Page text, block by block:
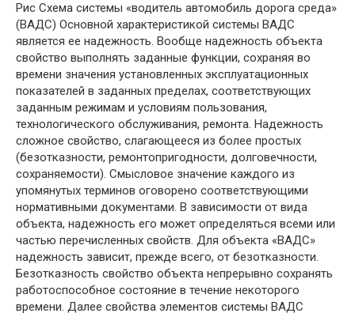
Рис Схема системы «водитель автомобиль дорога среда»
(ВАДС) Основной характеристикой системы ВАДС
является ее надежность. Вообще надежность объекта
свойство выполнять заданные функции, сохраняя во
времени значения установленных эксплуатационных
показателей в заданных пределах, соответствующих
заданным режимам и условиям пользования,
технологического обслуживания, ремонта. Надежность
сложное свойство, слагающееся из более простых
(безотказности, ремонтопригодности, долговечности,
сохраняемости). Смысловое значение каждого из
упомянутых терминов оговорено соответствующими
нормативными документами. В зависимости от вида
объекта, надежность его может определяться всеми или
частью перечисленных свойств. Для объекта «ВАДС»
надежность зависит, прежде всего, от безотказности.
Безотказность свойство объекта непрерывно сохранять
работоспособное состояние в течение некоторого
времени. Далее свойства элементов системы ВАДС